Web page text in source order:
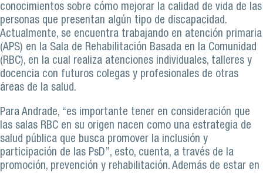
conocimientos sobre cómo mejorar la calidad de vida de las
personas que presentan algún tipo de discapacidad.
Actualmente, se encuentra trabajando en atención primaria
(APS) en la Sala de Rehabilitación Basada en la Comunidad
(RBC), en la cual realiza atenciones individuales, talleres y
docencia con futuros colegas y profesionales de otras
áreas de la salud.
Para Andrade, “es importante tener en consideración que
las salas RBC en su origen nacen como una estrategia de
salud pública que busca promover la inclusión y
participación de las PsD”, esto, cuenta, a través de la
promoción, prevención y rehabilitación. Además de estar en